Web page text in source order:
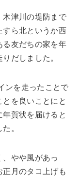
木津川の堤防まで
すら北というか西
る友だちの家を年
だしました 。
ンを走ったことで
を良いことにと
賀状を届けると
。
やや風があっ
月のタコ上げも